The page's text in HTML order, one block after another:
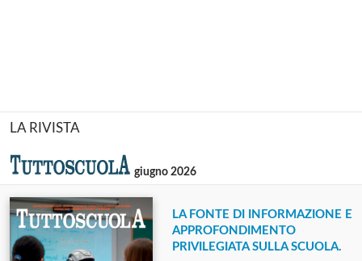
LA RIVISTA
giugno 2026
LA FONTE DI INFORMAZIONE E
APPROFONDIMENTO
PRIVILEGIATA SULLA SCUOLA.